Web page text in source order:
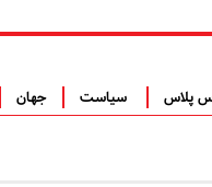
پلاس سیاست جهان